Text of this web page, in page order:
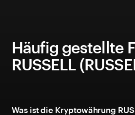
Häufig gestellte
RUSSELL
Was ist die Kryptowährung